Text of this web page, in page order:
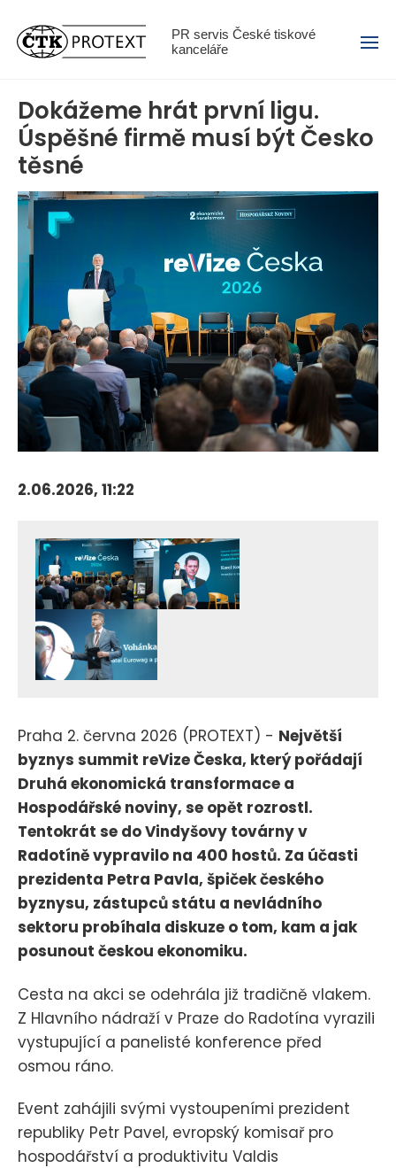
PR servis České tiskové
kanceláře
Menu
Dokážeme hrát první ligu.
Úspěšné firmě musí být Česko
těsné
2.06.2026, 11:22
Praha 2. června 2026 (PROTEXT) - Největší
byznys summit reVize Česka, který pořádají
Druhá ekonomická transformace a
Hospodářské noviny, se opět rozrostl.
Tentokrát se do Vindyšovy továrny v
Radotíně vypravilo na 400 hostů. Za účasti
prezidenta Petra Pavla, špiček českého
byznysu, zástupců státu a nevládního
sektoru probíhala diskuze o tom, kam a jak
posunout českou ekonomiku.
Cesta na akci se odehrála již tradičně vlakem.
Z Hlavního nádraží v Praze do Radotína vyrazili
vystupující a panelisté konference před
osmou ráno.
Event zahájili svými vystoupeními prezident
republiky Petr Pavel, evropský komisař pro
hospodářství a produktivitu Valdis